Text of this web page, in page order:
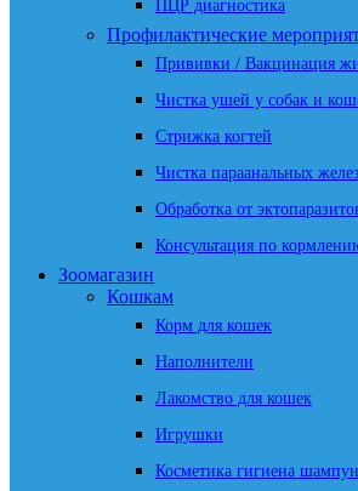
ПЦР диагностика
Профилактические
Прививки / Вакцинация
Чистка ушей у собак и
Стрижка когтей
Чистка параанальных желез
Обработка от
Консультация по
Зоомагазин
Кошкам
Корм для кошек
Наполнители
Лакомство для кошек
Игрушки
Косметика гигиена